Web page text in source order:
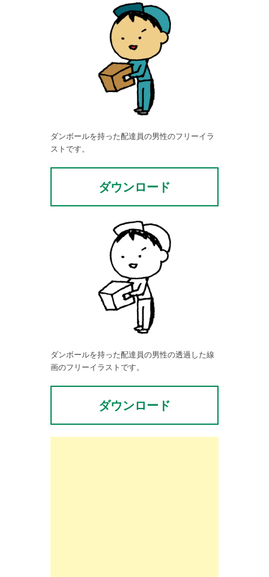
ダンボールを持った配達員の男性のフリーイラ
ストです。
ダウンロード
ダンボールを持った配達員の男性の透過した線
画のフリーイラストです。
ダウンロード